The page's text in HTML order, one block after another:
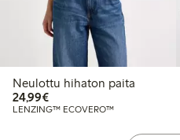
Neulottu hihaton paita
24,99€24,99 €
LENZING™ ECOVERO™